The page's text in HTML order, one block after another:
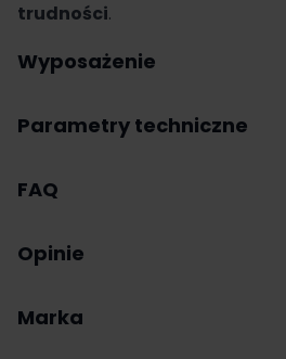
trudności.
Wyposażenie
Parametry techniczne
FAQ
Opinie
Marka